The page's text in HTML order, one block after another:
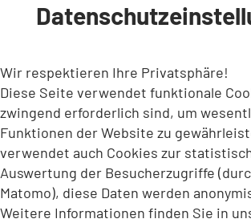
INHALT ANSPRINGEN
Wir respektieren Ihre Privatsphäre!
Diese Seite verwendet funktionale
zwingend erforderlich sind, um
Funktionen der Website zu
verwendet auch Cookies zur
Auswertung der Besucherzugriffe
Matomo), diese Daten werden
Weitere Informationen finden Sie in